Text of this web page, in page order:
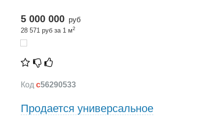
5 000 000 руб
28 571 руб за 1 м2
Код c56290533
Продается универсальное